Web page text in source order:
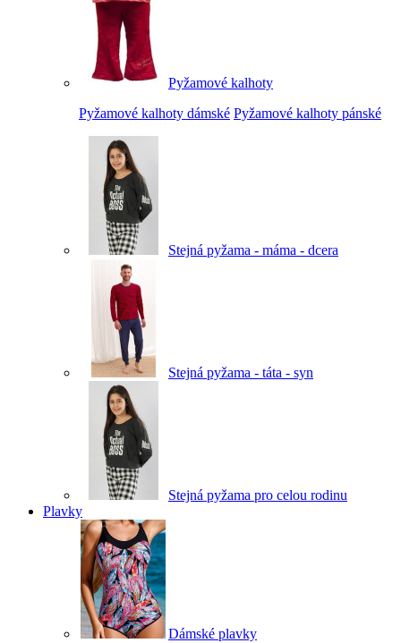
Pyžamové kalhoty
Pyžamové kalhoty dámské Pyžamové kalhoty pánské
Stejná pyžama - máma - dcera
Stejná pyžama - táta - syn
Stejná pyžama pro celou rodinu
Plavky
Dámské plavky